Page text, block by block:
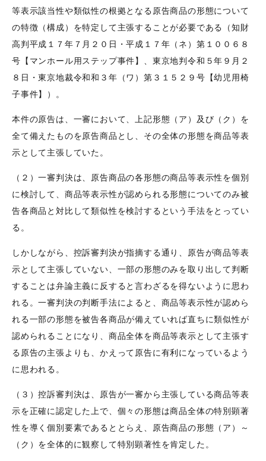
等表示該当性や類似性の根拠となる原告商品の形態について
の特徴（構成）を特定して主張することが必要である（知財
高判平成１７年７月２０日・平成１７年（ネ）第１００６８
号【マンホール用ステップ事件】、東京地判令和５年９月２
８日・東京地裁令和和３年（ワ）第３１５２９号【幼児用椅
子事件】）。
本件の原告は、一審において、上記形態（ア）及び（ク）を
全て備えたものを原告商品とし、その全体の形態を商品等表
示として主張していた。
（２）一審判決は、原告商品の各形態の商品等表示性を個別
に検討して、商品等表示性が認められる形態についてのみ被
告各商品と対比して類似性を検討するという手法をとってい
る。
しかしながら、控訴審判決が指摘する通り、原告が商品等表
示として主張していない、一部の形態のみを取り出して判断
することは弁論主義に反すると言わざるを得ないように思わ
れる。一審判決の判断手法によると、商品等表示性が認めら
れる一部の形態を被告各商品が備えていれば直ちに類似性が
認められることになり、商品全体を商品等表示として主張す
る原告の主張よりも、かえって原告に有利になっているよう
に思われる。
（３）控訴審判決は、原告が一審から主張している商品等表
示を正確に認定した上で、個々の形態は商品全体の特別顕著
性を導く個別要素であるととらえ、原告商品の形態（ア）～
（ク）を全体的に観察して特別顕著性を肯定した。